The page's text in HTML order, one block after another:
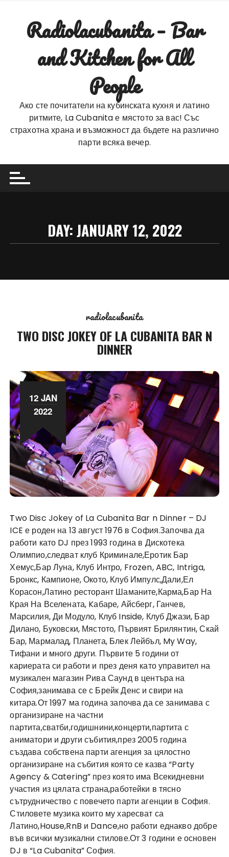
contentRadiolacubanita – Bar
and Kitchen for All
People
Ако сте почитатели на кубинската кухня и латино
ритмите, La Cubanita е мястото за вас! Със
страхотна храна и възможност да бъдете на различно
парти всяка вечер.
DAY:JANUARY 12, 2022
radiolacubanita
TWO DISC JOKEY OF LA CUBANITA BAR N
DINNER
12 JAN
2022
Two Disc Jokey of La Cubanita Bar n Dinner– DJ
ICE е роден на 13 август 1976 в София.Започва да
работи като DJ през 1993 година в Дискотека
Олимпио,следват клуб Криминале,Еротик Бар
Хемус,Бар Луна, Клуб Интро, Frozen, ABC, Intriga,
Бронкс, Кампионе, Окото, Клуб Импулс,Дали,Ел
Корасон,Латино ресторант Шаманите,Карма,Бар На
Края На Вселената, Kабаре, Айсберг, Ганчев,
Марсилия, Ди Модуло, Клуб Inside, Клуб Джази, Бар
Дилано, Буковски, Мястото, Първият Брилянтин, Скай
Бар, Мармалад, Планета, Блек Лейбъл, My Way,
Тифани и много други. Първите 5 години от
кариерата си работи и през деня като управител на
музикален магазин Рива Саунд в центъра на
София,занимава се с Брейк Денс и свири на
китара.От 1997 ма година започва да се занимава с
организиране на частни
партита,сватби,годишнини,концерти,партита с
аниматори и други събития,през 2005 година
създава собствена парти агенция за цялостно
организиране на събития която се казва “Party
Agency & Catering” през която има Всекидневни
участия из цялата страна,работейки в тясно
сътрудничество с повечето парти агенции в София.
Стиловете музика които му харесват са
Латино,House,RnB и Dance,но работи еднакво добре
във всички музикални стилове.От 3 години е основен
DJ в “La Cubanita” София.